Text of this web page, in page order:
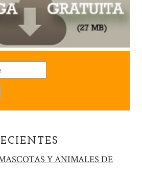
Y ANIMALES DE